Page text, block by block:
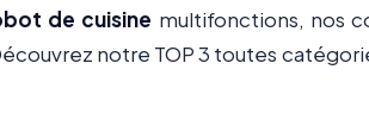
de cuisine multifonctions, nos
notre TOP 3 toutes